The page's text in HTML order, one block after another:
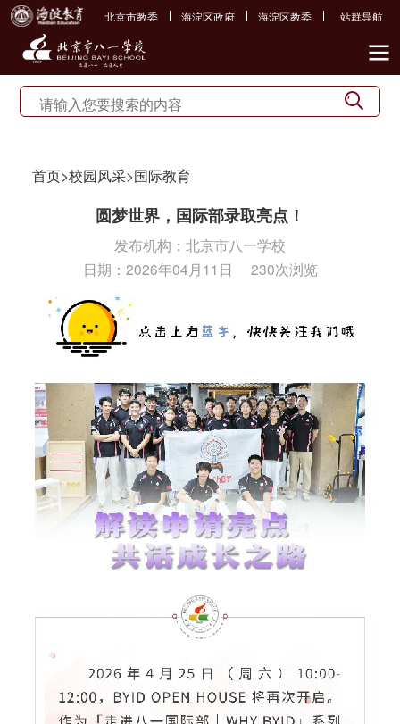
北京市教委 海淀区政府 海淀区教委 站群导航
首页>校园风采>国际教育
圆梦世界，国际部录取亮点！
发布机构： 北京市八一学校
日期： 2026年04月11日 230次浏览